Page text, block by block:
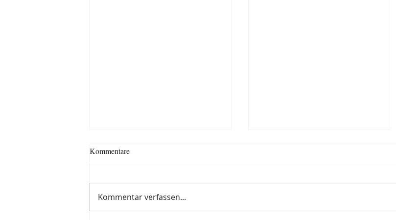
Scharfes Brombeerchutney
Kommentare
Kommentar verfassen...